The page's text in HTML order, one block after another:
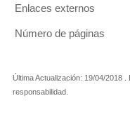
Enlaces externos
Número de páginas
Última Actualización: 19/04/2018
responsabilidad.